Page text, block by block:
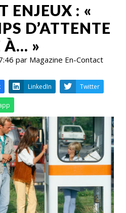
ENJEUX : «
D’ATTENTE
À… »
par Magazine En-Contact
LinkedIn
Whatsapp